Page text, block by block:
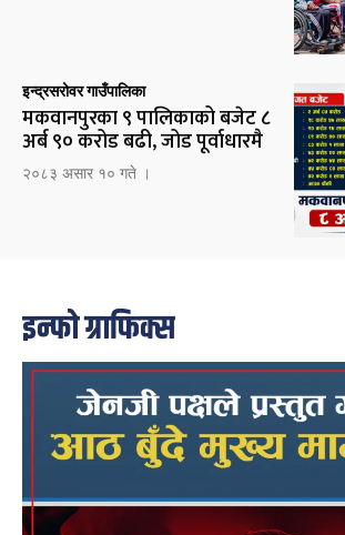
इन्द्रसरोवर गाउँपालिका
मकवानपुरका ९ पालिकाको बजेट ८
अर्ब ९० करोड बढी, जोड पूर्वाधारमै
२०८३ असार १० गते ।
इन्फो ग्राफिक्स